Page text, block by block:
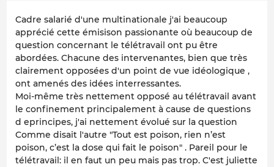
Cadre salarié d'une multinationale j'ai beaucoup
apprécié cette émisison passionante où beaucoup de
question concernant le télétravail ont pu être
abordées. Chacune des intervenantes, bien que très
clairement opposées d'un point de vue idéologique ,
ont amenés des idées interressantes.
Moi-même très nettement opposé au télétravail avant
le confinement principalement à cause de questions
d eprincipes, j'ai nettement évolué sur la question
Comme disait l'autre "Tout est poison, rien n’est
poison, c’est la dose qui fait le poison" . Pareil pour le
télétravail: il en faut un peu mais pas trop. C'est juliette